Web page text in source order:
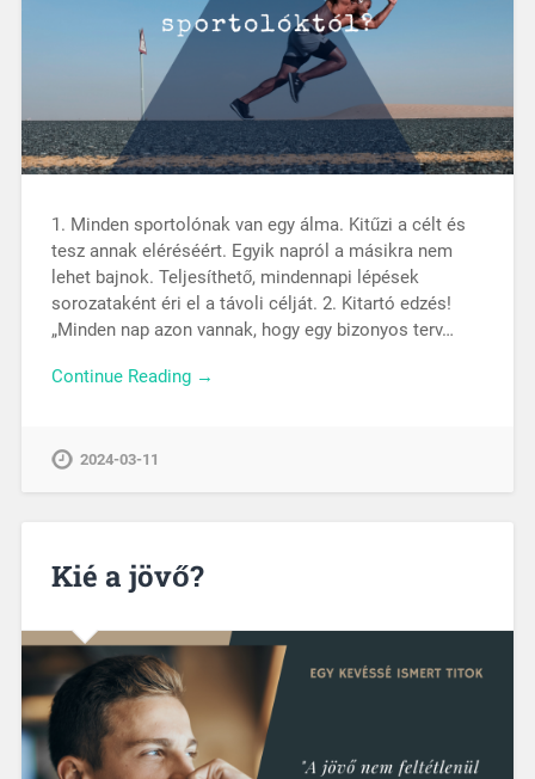
1. Minden sportolónak van egy álma. Kitűzi a célt és
tesz annak eléréséért. Egyik napról a másikra nem
lehet bajnok. Teljesíthető, mindennapi lépések
sorozataként éri el a távoli célját. 2. Kitartó edzés!
„Minden nap azon vannak, hogy egy bizonyos terv…
Continue Reading →
2024-03-11
Kié a jövő?